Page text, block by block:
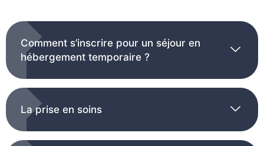
Comment s’inscrire pour un séjour en
hébergement temporaire ?
La prise en soins